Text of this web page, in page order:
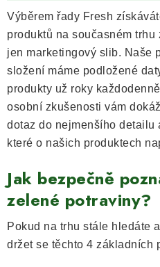
a
c
í
p
r
v
k
y
ý
p
i
s
u
Výběrem řady Fresh
produktů na současném
jen marketingový slib. Naše
složení máme podložené
produkty už roky
osobní zkušenosti vám
dotaz do nejmenšího detailu
které o našich produktech
Jak bezpečně
zelené potraviny?
Pokud na trhu stále hledáte
držet se těchto 4 základních